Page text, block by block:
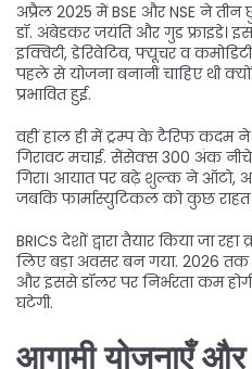
अप्रैल 2025 में BSE और NSE ने तीन
डॉ. अंबेडकर जयंति और गुड फ्राइडे।
इक्विटी, डेरिवेटिव, फ्यूचर व
पहले से योजना बनानी चाहिए थी
प्रभावित हुई.
वहीं हाल ही में ट्रम्प के टैरिफ कदम
गिरावट मचाई. सेंसेक्स 300 अंक
गिरा। आयात पर बढ़े शुल्क ने ऑटो,
जबकि फार्मास्युटिकल को कुछ राहत
BRICS देशों द्वारा तैयार किया जा
लिए बड़ा अवसर बन गया. 2026 तक
और इससे डॉलर पर निर्भरता कम
घटेगी.
आगामी योजनाएँ